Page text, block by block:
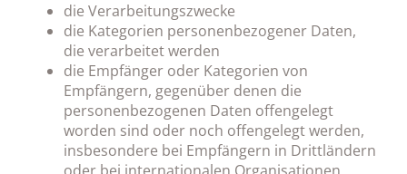
die Verarbeitungszwecke
die Kategorien personenbezogener Daten,
die verarbeitet werden
die Empfänger oder Kategorien von
Empfängern, gegenüber denen die
personenbezogenen Daten offengelegt
worden sind oder noch offengelegt werden,
insbesondere bei Empfängern in Drittländern